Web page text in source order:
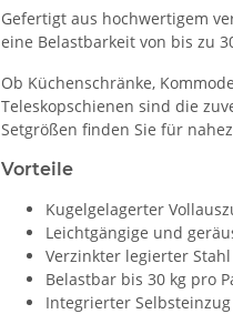
Gefertigt aus hochwertigem
eine Belastbarkeit von bis zu
Ob Küchenschränke,
Teleskopschienen sind die
Setgrößen finden Sie für
Vorteile
Kugelgelagerter
Leichtgängige und
Verzinkter legierter
Belastbar bis 30 kg pro
Integrierter